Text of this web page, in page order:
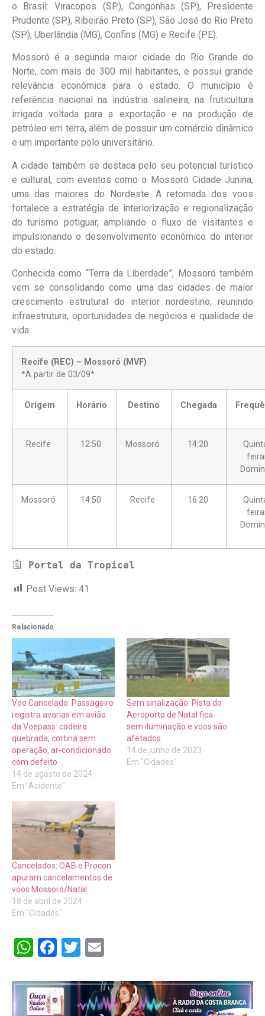
o Brasil: Viracopos (SP), Congonhas (SP), Presidente
Prudente (SP), Ribeirão Preto (SP), São José do Rio Preto
(SP), Uberlândia (MG), Confins (MG) e Recife (PE).
Mossoró é a segunda maior cidade do Rio Grande do
Norte, com mais de 300 mil habitantes, e possui grande
relevância econômica para o estado. O município é
referência nacional na indústria salineira, na fruticultura
irrigada voltada para a exportação e na produção de
petróleo em terra, além de possuir um comércio dinâmico
e um importante polo universitário.
A cidade também se destaca pelo seu potencial turístico
e cultural, com eventos como o Mossoró Cidade Junina,
uma das maiores do Nordeste. A retomada dos voos
fortalece a estratégia de interiorização e regionalização
do turismo potiguar, ampliando o fluxo de visitantes e
impulsionando o desenvolvimento econômico do interior
do estado.
Conhecida como “Terra da Liberdade”, Mossoró também
vem se consolidando como uma das cidades de maior
crescimento estrutural do interior nordestino, reunindo
infraestrutura, oportunidades de negócios e qualidade de
vida.
Recife (REC) – Mossoró (MVF)
*A partir de 03/09*
Origem Horário Destino Chegada
Recife 12:50 Mossoró 14:20
Mossoró 14:50 Recife 16:20
Portal da Tropical
Post Views: 41
Relacionado
Voo Cancelado: Passageiro
registra avarias em avião
da Voepass: cadeira
quebrada, cortina sem
operação, ar-condicionado
com defeito
14 de agosto de 2024
Em "Acidente"
Sem sinalização: Pista do
Aeroporto de Natal fica
sem iluminação e voos são
afetados
14 de junho de 2023
Em "Cidades"
Cancelados: OAB e Procon
apuram cancelamentos de
voos Mossoró/Natal
18 de abril de 2024
Em "Cidades"
WhatsApp
Facebook
Twitter